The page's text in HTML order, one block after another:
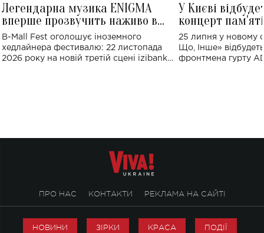
Легендарна музика ENIGMA
вперше прозвучить наживо в
Україні: де відбудеться концерт
B-Mall Fest оголошує іноземного
хедлайнера фестивалю: 22 листопада
2026 року на новій третій сцені izibank
У Києві
концерт
Клименка:
виконають
25 липня у новому
Що, Інше»
фронтмена гурту
ПРО НАС КОНТАКТИ РЕКЛАМА НА САЙТІ
НОВИНИ ЗІРКИ КРАСА ПОДІЇ